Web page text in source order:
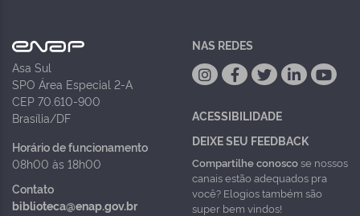
Asa Sul
SPO Área Especial 2-A
CEP 70.610-900
Brasília/DF
Horário de funcionamento
08h00 às 18h00
Contato
biblioteca@enap.gov.br
NAS REDES
ACESSIBILIDADE
DEIXE SEU FEEDBACK
Compartilhe conoscose nossos
canais estão adequados pra
você? Elogios também são
super bem vindos!